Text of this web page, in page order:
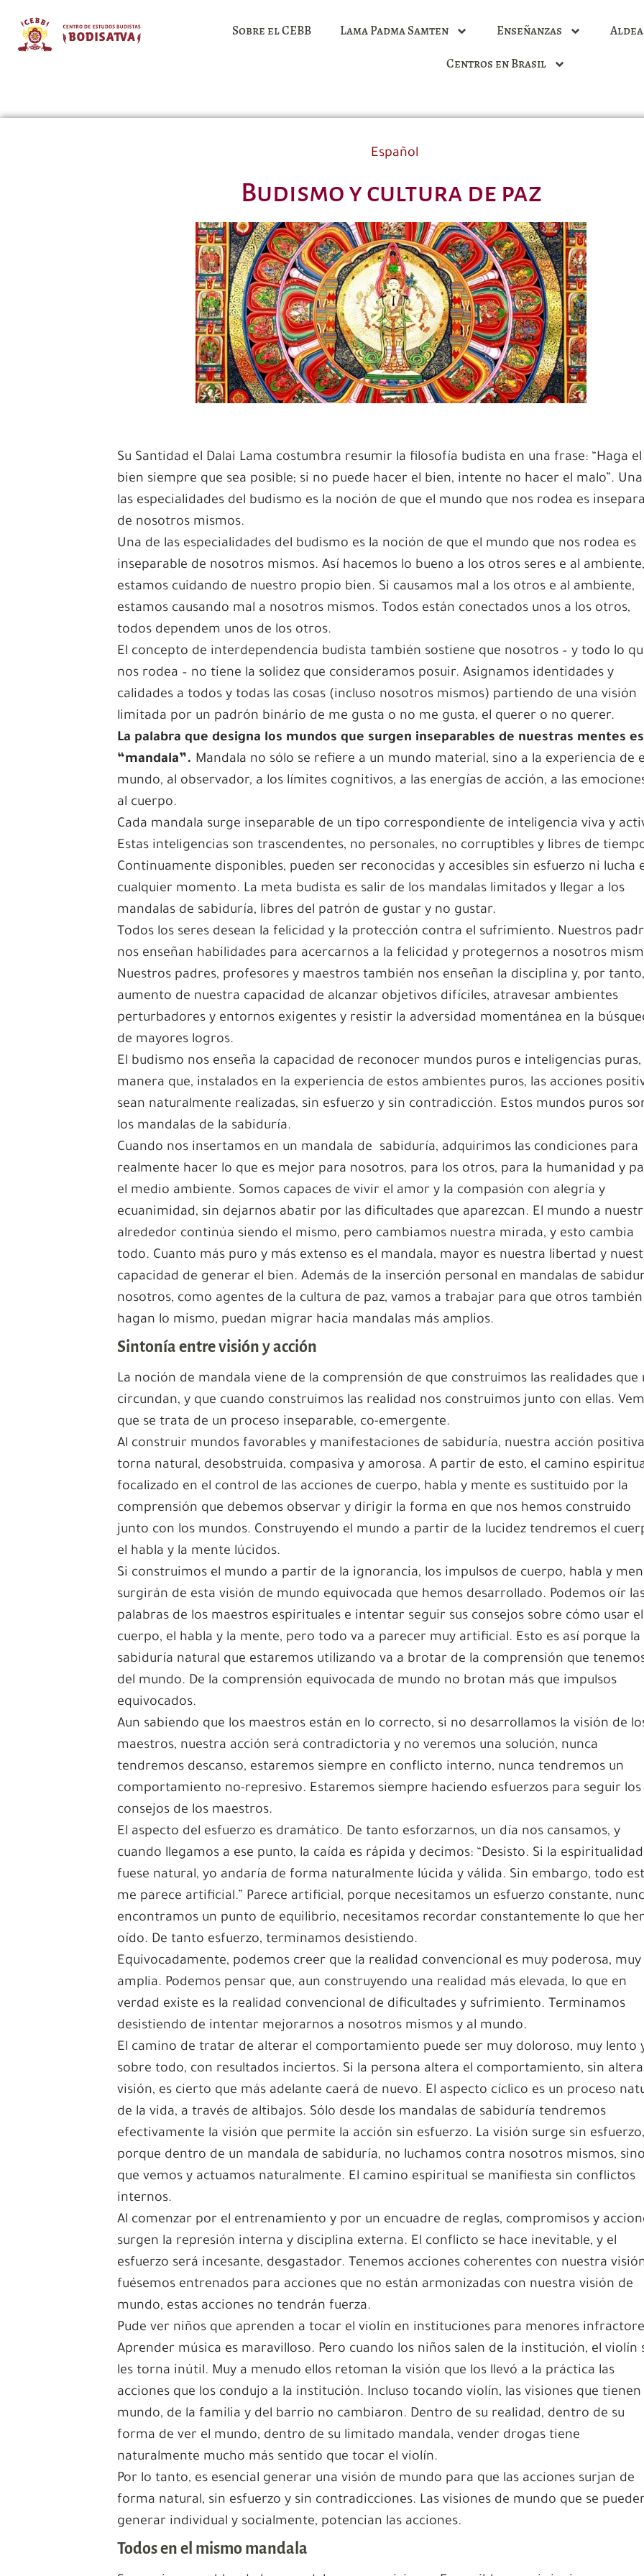
Sobre el CEBB Lama Padma Samten Enseñanzas
Centros en Brasil
Español
Budismo y cultura de paz
Su Santidad el Dalai Lama costumbra resumir la filosofía budista en una frase: “Haga el
bien siempre que sea posible; si no puede hacer el bien, intente no hacer el malo”.
las especialidades del budismo es la noción de que el mundo que nos rodea es
de nosotros mismos.
Una de las especialidades del budismo es la noción de que el mundo que nos rodea es
inseparable de nosotros mismos. Así hacemos lo bueno a los otros seres e al ambiente,
estamos cuidando de nuestro propio bien. Si causamos mal a los otros e al ambiente,
estamos causando mal a nosotros mismos. Todos están conectados unos a los otros,
todos dependem unos de los otros.
El concepto de interdependencia budista también sostiene que nosotros – y todo lo
nos rodea – no tiene la solidez que consideramos posuir. Asignamos identidades y
calidades a todos y todas las cosas (incluso nosotros mismos) partiendo de una visión
limitada por un padrón binário de me gusta o no me gusta, el querer o no querer.
La palabra que designa los mundos que surgen inseparables de nuestras mentes es
“mandala”. Mandala no sólo se refiere a un mundo material, sino a la experiencia de
mundo, al observador, a los límites cognitivos, a las energías de acción, a las
al cuerpo.
Cada mandala surge inseparable de un tipo correspondiente de inteligencia viva y
Estas inteligencias son trascendentes, no personales, no corruptibles y libres de
Continuamente disponibles, pueden ser reconocidas y accesibles sin esfuerzo ni lucha
cualquier momento. La meta budista es salir de los mandalas limitados y llegar a los
mandalas de sabiduría, libres del patrón de gustar y no gustar.
Todos los seres desean la felicidad y la protección contra el sufrimiento. Nuestros
nos enseñan habilidades para acercarnos a la felicidad y protegernos a nosotros
Nuestros padres, profesores y maestros también nos enseñan la disciplina y, por
aumento de nuestra capacidad de alcanzar objetivos difíciles, atravesar ambientes
perturbadores y entornos exigentes y resistir la adversidad momentánea en la
de mayores logros.
El budismo nos enseña la capacidad de reconocer mundos puros e inteligencias puras,
manera que, instalados en la experiencia de estos ambientes puros, las acciones
sean naturalmente realizadas, sin esfuerzo y sin contradicción. Estos mundos puros
los mandalas de la sabiduría.
Cuando nos insertamos en un mandala de sabiduría, adquirimos las condiciones para
realmente hacer lo que es mejor para nosotros, para los otros, para la humanidad y
el medio ambiente. Somos capaces de vivir el amor y la compasión con alegría y
ecuanimidad, sin dejarnos abatir por las dificultades que aparezcan. El mundo a
alrededor continúa siendo el mismo, pero cambiamos nuestra mirada, y esto cambia
todo. Cuanto más puro y más extenso es el mandala, mayor es nuestra libertad y
capacidad de generar el bien. Además de la inserción personal en mandalas de
nosotros, como agentes de la cultura de paz, vamos a trabajar para que otros también
hagan lo mismo, puedan migrar hacia mandalas más amplios.
Sintonía entre visión y acción
La noción de mandala viene de la comprensión de que construimos las realidades que
circundan, y que cuando construimos las realidad nos construimos junto con ellas.
que se trata de un proceso inseparable, co-emergente.
Al construir mundos favorables y manifestaciones de sabiduría, nuestra acción
torna natural, desobstruida, compasiva y amorosa. A partir de esto, el camino
focalizado en el control de las acciones de cuerpo, habla y mente es sustituido por la
comprensión que debemos observar y dirigir la forma en que nos hemos construido
junto con los mundos. Construyendo el mundo a partir de la lucidez tendremos el
el habla y la mente lúcidos.
Si construimos el mundo a partir de la ignorancia, los impulsos de cuerpo, habla y
surgirán de esta visión de mundo equivocada que hemos desarrollado. Podemos oír
palabras de los maestros espirituales e intentar seguir sus consejos sobre cómo usar el
cuerpo, el habla y la mente, pero todo va a parecer muy artificial. Esto es así porque la
sabiduría natural que estaremos utilizando va a brotar de la comprensión que
del mundo. De la comprensión equivocada de mundo no brotan más que impulsos
equivocados.
Aun sabiendo que los maestros están en lo correcto, si no desarrollamos la visión de
maestros, nuestra acción será contradictoria y no veremos una solución, nunca
tendremos descanso, estaremos siempre en conflicto interno, nunca tendremos un
comportamiento no-represivo. Estaremos siempre haciendo esfuerzos para seguir los
consejos de los maestros.
El aspecto del esfuerzo es dramático. De tanto esforzarnos, un día nos cansamos, y
cuando llegamos a ese punto, la caída es rápida y decimos: “Desisto. Si la espiritualidad
fuese natural, yo andaría de forma naturalmente lúcida y válida. Sin embargo, todo
me parece artificial.” Parece artificial, porque necesitamos un esfuerzo constante,
encontramos un punto de equilibrio, necesitamos recordar constantemente lo que
oído. De tanto esfuerzo, terminamos desistiendo.
Equivocadamente, podemos creer que la realidad convencional es muy poderosa, muy
amplia. Podemos pensar que, aun construyendo una realidad más elevada, lo que en
verdad existe es la realidad convencional de dificultades y sufrimiento. Terminamos
desistiendo de intentar mejorarnos a nosotros mismos y al mundo.
El camino de tratar de alterar el comportamiento puede ser muy doloroso, muy lento
sobre todo, con resultados inciertos. Si la persona altera el comportamiento, sin
visión, es cierto que más adelante caerá de nuevo. El aspecto cíclico es un proceso
de la vida, a través de altibajos. Sólo desde los mandalas de sabiduría tendremos
efectivamente la visión que permite la acción sin esfuerzo. La visión surge sin esfuerzo,
porque dentro de un mandala de sabiduría, no luchamos contra nosotros mismos, sino
que vemos y actuamos naturalmente. El camino espiritual se manifiesta sin conflictos
internos.
Al comenzar por el entrenamiento y por un encuadre de reglas, compromisos y
surgen la represión interna y disciplina externa. El conflicto se hace inevitable, y el
esfuerzo será incesante, desgastador. Tenemos acciones coherentes con nuestra
fuésemos entrenados para acciones que no están armonizadas con nuestra visión de
mundo, estas acciones no tendrán fuerza.
Pude ver niños que aprenden a tocar el violín en instituciones para menores
Aprender música es maravilloso. Pero cuando los niños salen de la institución, el violín
les torna inútil. Muy a menudo ellos retoman la visión que los llevó a la práctica las
acciones que los condujo a la institución. Incluso tocando violín, las visiones que tienen
mundo, de la familia y del barrio no cambiaron. Dentro de su realidad, dentro de su
forma de ver el mundo, dentro de su limitado mandala, vender drogas tiene
naturalmente mucho más sentido que tocar el violín.
Por lo tanto, es esencial generar una visión de mundo para que las acciones surjan de
forma natural, sin esfuerzo y sin contradicciones. Las visiones de mundo que se
generar individual y socialmente, potencian las acciones.
Todos en el mismo mandala